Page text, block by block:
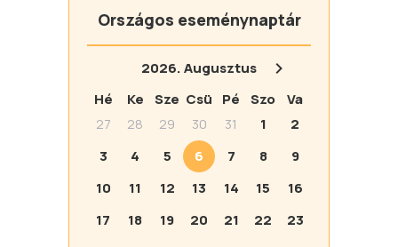
Országos eseménynaptár
2026.Augusztus
Hé
Ke Sze Csü Pé Szo
Va
27
28 29 30 31 1
2
3
4 5 6 7 8
9
10
11 12 13 14 15
16
17
18 19 20 21 22
23